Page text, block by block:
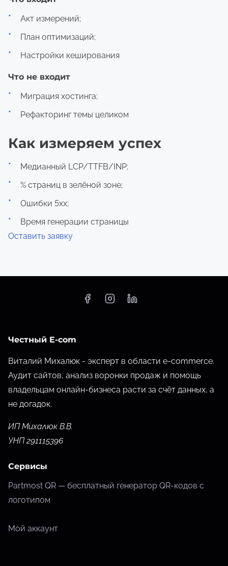
Акт измерений;
План оптимизаций;
Настройки кеширования
Что не входит
Миграция хостинга;
Рефакторинг темы целиком
Как измеряем успех
Медианный LCP/TTFB/INP;
% страниц в зелёной зоне;
Ошибки 5xx;
Время генерации страницы
Оставить заявку
Честный E-com
Виталий Михалюк - эксперт в области e-commerce.
Аудит сайтов, анализ воронки продаж и помощь
владельцам онлайн-бизнеса расти за счёт данных, а
не догадок.
ИП Михалюк В.В.
УНП 291115396
Сервисы
Partmost QR — бесплатный генератор QR-кодов с
логотипом
Мой аккаунт